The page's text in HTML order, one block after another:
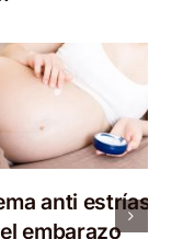
anti estrías
embarazo